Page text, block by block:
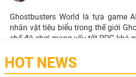
Ghostbusters World là tựa game
nhân vật tiêu biểu trong thế giới
chế độ chơi mang yếu tốt RPG khá
HOT NEWS